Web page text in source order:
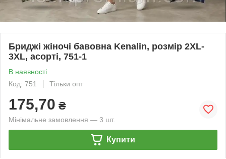
Бриджі жіночі бавовна Kenalin, розмір 2XL-
3XL, асорті, 751-1
В наявності
Код: 751
Тільки опт
175,70 ₴
Мінімальне замовлення — 3 шт.
Купити